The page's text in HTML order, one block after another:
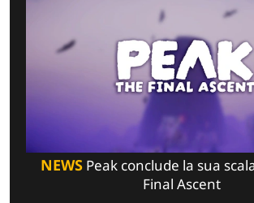
NEWSPeak conclude la sua
Final Ascent